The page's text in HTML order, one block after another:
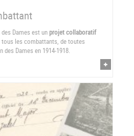
Dames est un projet collaboratif
les combattants, de toutes
Dames en 1914-1918.